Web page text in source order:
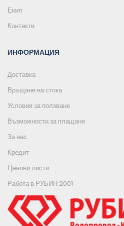
Екип
Контакти
ИНФОРМАЦИЯ
Доставка
Връщане на стока
Условия за ползване
Възможности за плащане
За нас
Кредит
Ценови листи
Работа в РУБИН 2001